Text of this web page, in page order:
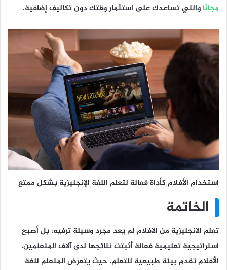
مجانًا والتي تساعدك على استثمار وقتك دون تكاليف إضافية.
استخدام الأفلام كأداة فعالة لتعلم اللغة الإنجليزية بشكل ممتع
الخاتمة
تعلم الانجليزية من الافلام لم يعد مجرد وسيلة ترفيه، بل أصبح
استراتيجية تعليمية فعالة أثبتت نتائجها لدى آلاف المتعلمين.
الأفلام تقدم بيئة طبيعية للتعلم، حيث يتعرض المتعلم للغة